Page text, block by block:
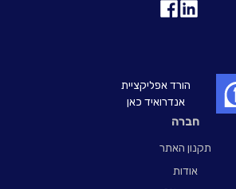
חברה
תקנון האתר
אודות
הורד אפליקציית
אנדרואיד כאן